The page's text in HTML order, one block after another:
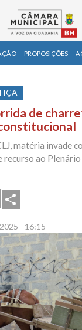
PROPOSIÇÕES
de
matéria invade
recurso ao Plenário
Email
- 16:15